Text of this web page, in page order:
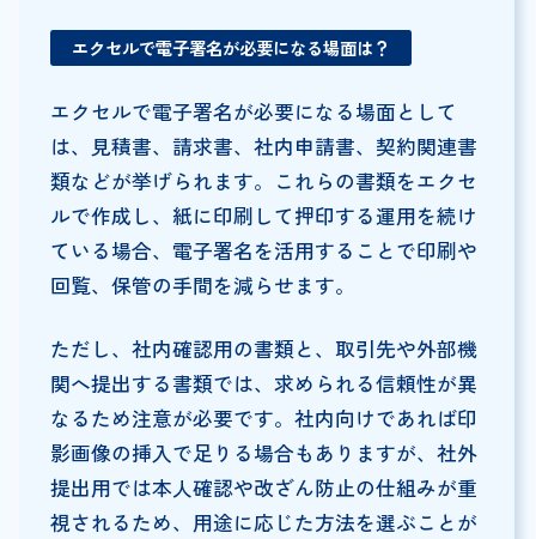
エクセルで電子署名が必要になる場面は？
エクセルで電子署名が必要になる場面として
は、見積書、請求書、社内申請書、契約関連書
類などが挙げられます。これらの書類をエクセ
ルで作成し、紙に印刷して押印する運用を続け
ている場合、電子署名を活用することで印刷や
回覧、保管の手間を減らせます。
ただし、社内確認用の書類と、取引先や外部機
関へ提出する書類では、求められる信頼性が異
なるため注意が必要です。社内向けであれば印
影画像の挿入で足りる場合もありますが、社外
提出用では本人確認や改ざん防止の仕組みが重
視されるため、用途に応じた方法を選ぶことが